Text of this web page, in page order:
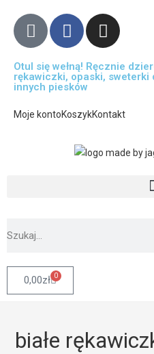
Otul się wełną! Ręcznie
rękawiczki, opaski, sweterki
innych piesków
Moje kontoKoszykKontakt
0,00zł 0
białe